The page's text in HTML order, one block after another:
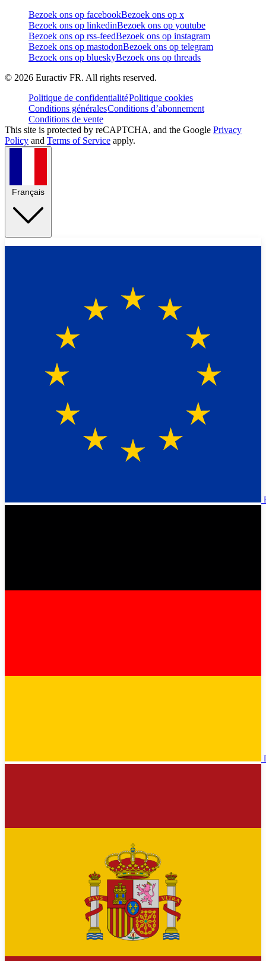
Bezoek ons op facebookBezoek ons op x
Bezoek ons op linkedinBezoek ons op youtube
Bezoek ons op rss-feedBezoek ons op instagram
Bezoek ons op mastodonBezoek ons op telegram
Bezoek ons op blueskyBezoek ons op threads
© 2026 Euractiv FR. All rights reserved.
Politique de confidentialitéPolitique cookies
Conditions généralesConditions d’abonnement
Conditions de vente
This site is protected by reCAPTCHA, and the Google Privacy
Policy and Terms of Service apply.
Français